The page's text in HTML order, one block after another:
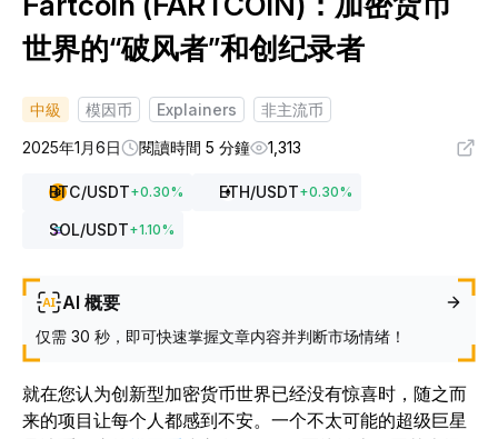
世界的“破风者”和创纪录者
中級 模因币 Explainers
非主流币
2025年1月6日
閱讀時間 5 分鐘 1,313
BTC/USDT+0.30% ETH/USDT+0.30%
SOL/USDT+1.10%
AI 概要
仅需 30 秒，即可快速掌握文章内容并判断市场情绪！
就在您认为创新型加密货币世界已经没有惊喜时，随之而
来的项目让每个人都感到不安。一个不太可能的超级巨星